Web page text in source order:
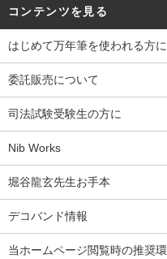
コンテンツを見る
はじめて万年筆を使われる方に
委託販売について
司法試験受験生の方に
Nib Works
堀谷龍玄先生お手本
デコバンド情報
当ホームページ閲覧時の推奨